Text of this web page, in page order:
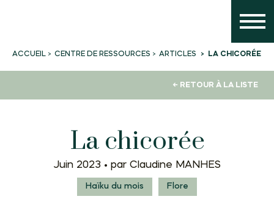
ACCUEIL CENTRE DE RESSOURCES ARTICLES LA CHICORÉE
← RETOUR À LA LISTE
La chicorée
Juin 2023 • par Claudine MANHES
Haïku du mois Flore